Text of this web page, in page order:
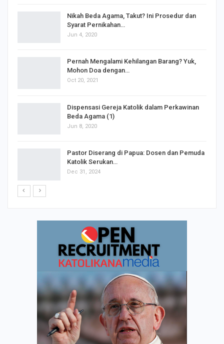
Nikah Beda Agama, Takut? Ini Prosedur dan
Syarat Pernikahan…
Jun 4, 2020
Pernah Mengalami Kehilangan Barang? Yuk,
Mohon Doa dengan…
Oct 20, 2021
Dispensasi Gereja Katolik dalam Perkawinan
Beda Agama (1)
Jun 8, 2020
Pastor Diserang di Papua: Dosen dan Pemuda
Katolik Serukan…
Dec 31, 2024